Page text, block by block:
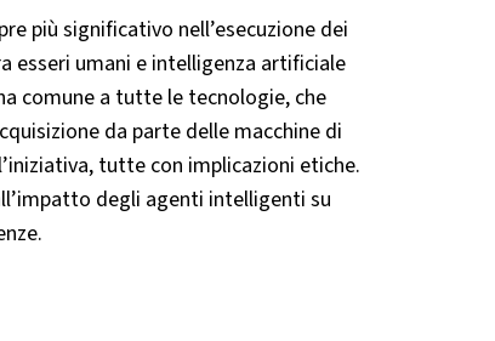
più significativo nell’esecuzione dei
esseri umani e intelligenza artificiale
comune a tutte le tecnologie, che
da parte delle macchine di
tutte con implicazioni etiche.
degli agenti intelligenti su